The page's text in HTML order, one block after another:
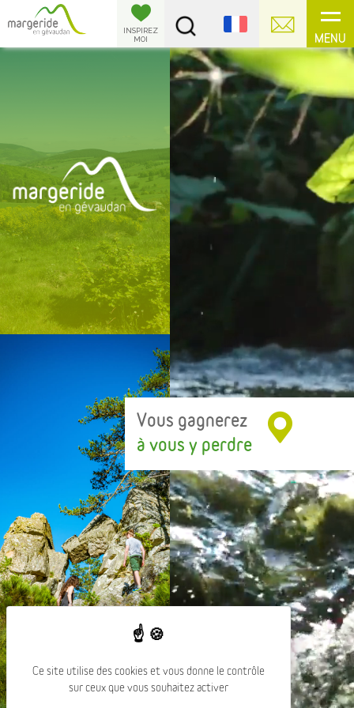
MENU
INSPIREZ
MOI
Vous gagnerez
à vous y perdre
Panneau de gestion des cookies
Ce site utilise des cookies et vous donne le contrôle
sur ceux que vous souhaitez activer